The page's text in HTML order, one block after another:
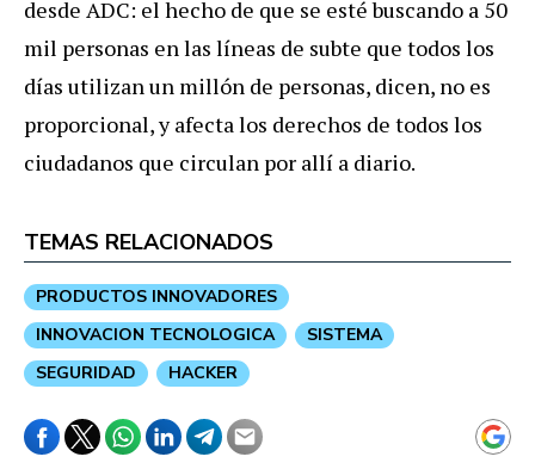
desde ADC: el hecho de que se esté buscando a 50
mil personas en las líneas de subte que todos los
días utilizan un millón de personas, dicen, no es
proporcional, y afecta los derechos de todos los
ciudadanos que circulan por allí a diario.
TEMAS RELACIONADOS
PRODUCTOS INNOVADORES
INNOVACION TECNOLOGICA
SISTEMA
SEGURIDAD
HACKER